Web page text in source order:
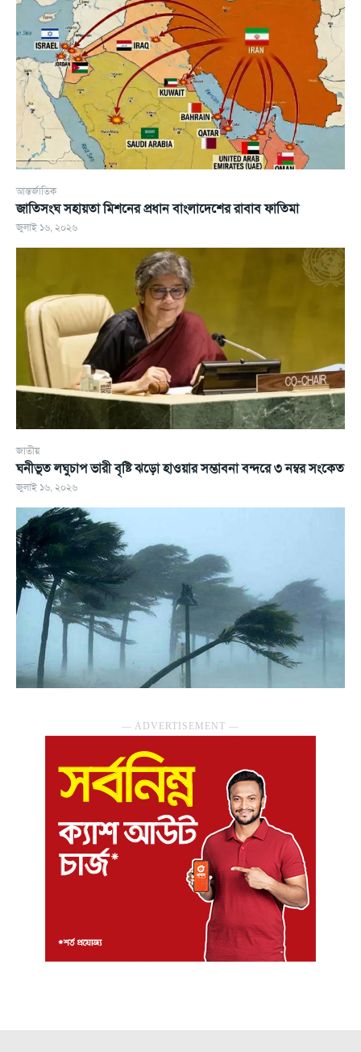
আন্তর্জাতিক
জাতিসংঘ সহায়তা মিশনের প্রধান বাংলাদেশের রাবাব ফাতিমা
জুলাই ১৬, ২০২৬
জাতীয়
ঘনীভূত লঘুচাপ ভারী বৃষ্টি ঝড়ো হাওয়ার সম্ভাবনা বন্দরে ৩ নম্বর সংকেত
জুলাই ১৬, ২০২৬
― ADVERTISEMENT ―